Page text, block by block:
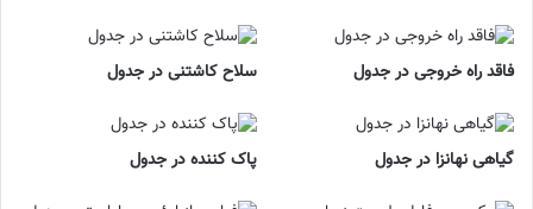
فاقد راه خروجی در جدول سلاح کاشتنی در جدول
گیاهی نهانزا در جدول پاک کننده در جدول